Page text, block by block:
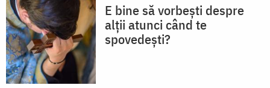
E bine să vorbești despre
alții atunci când te
spovedești?